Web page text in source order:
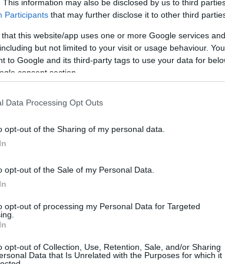
This information may also be disclosed by us to third
Participants that may further disclose it to other third
that this website/app uses one or more Google services
but not limited to your visit or usage behaviour.
to Google and its third-party tags to use your data for
consent section.
Data Processing Opt Outs
opt-out of the Sharing of my personal data.
opt-out of the Sale of my Personal Data.
opt-out of processing my Personal Data for Targeted
opt-out of Collection, Use, Retention, Sale, and/or Sharing
Data that Is Unrelated with the Purposes for which it
ακολουθήσαμε την ίδια συνταγή, τον δρόμο που πήρε η
ΣΥΡΙΖΑ, ακολούθησαν τη συνταγή, την οδό των Μνημονίων,
αφροδισιακό, ότι εμείς είμαστε πιο ξύπνιοι από τους
γιατί ξαφνικά ένα ωραίο πρωινό του 2010 οι τότε
για λουκέτο. Πλέον εκείνος ο λογαριασμός, που πληρώθηκε
φέρει πίσω αυτά που όλοι χάσαμε.